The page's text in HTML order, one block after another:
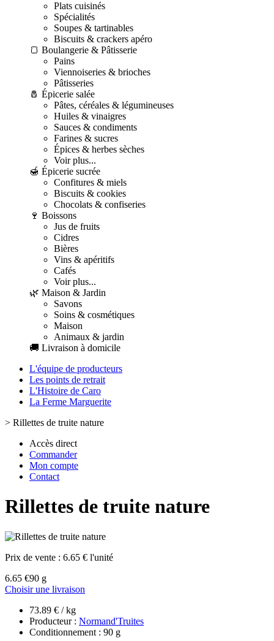
Plats cuisinés
Spécialités
Soupes & tartinables
Biscuits & crackers apéro
🍞 Boulangerie & Pâtisserie
Pains
Viennoiseries & brioches
Pâtisseries
🧂 Épicerie salée
Pâtes, céréales & légumineuses
Huiles & vinaigres
Sauces & condiments
Farines & sucres
Épices & herbes sèches
Voir plus...
🍯 Épicerie sucrée
Confitures & miels
Biscuits & cookies
Chocolats & confiseries
🍷 Boissons
Jus de fruits
Cidres
Bières
Vins & apéritifs
Cafés
Voir plus...
🌿 Maison & Jardin
Savons
Soins & cosmétiques
Maison
Animaux & jardin
🚚 Livraison à domicile
L'équipe de producteurs
Les points de retrait
L'Histoire de Caro
La Ferme Marguerite
> Rillettes de truite nature
Accès direct
Commander
Mon compte
Contact
Rillettes de truite nature
Prix de vente : 6.65 € l'unité
6.65 €90 g
Choisir une livraison
73.89 € / kg
Producteur : Normand'Truites
Conditionnement : 90 g